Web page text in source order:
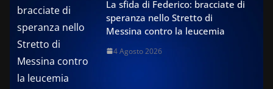
La sfida di Federico: bracciate di
speranza nello Stretto di
Messina contro la leucemia
4 Agosto 2026